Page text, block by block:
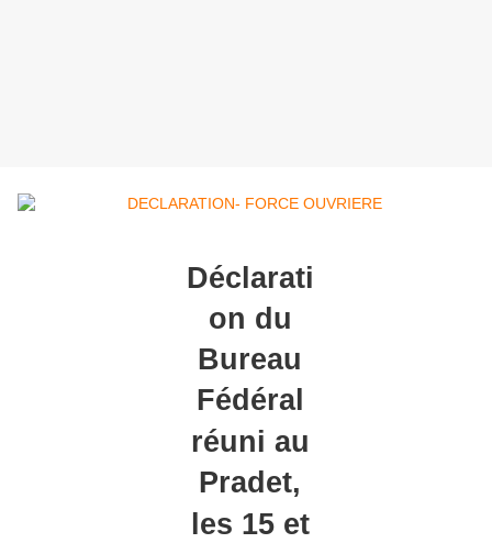
Déclarati
on du
Bureau
Fédéral
réuni au
Pradet,
les 15 et